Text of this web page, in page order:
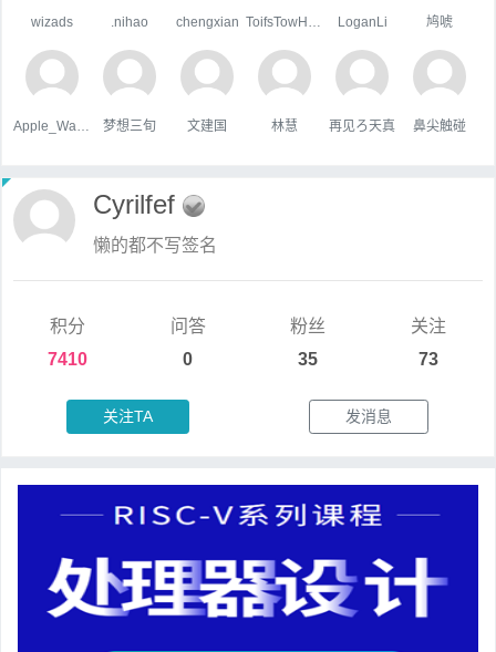
wizads .nihao chengxian LoganLi 鸠唬
梦想三旬 文建国 林慧 再见ろ天真 鼻尖触碰
Cyrilfef
懒的都不写签名
积分
7410
问答
0
粉丝
35
关注
73
关注TA 发消息